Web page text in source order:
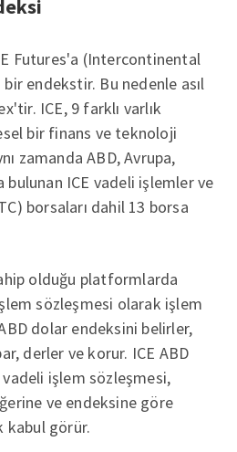
Futures'a (Intercontinental
bir endekstir. Bu nedenle asıl
ICE, 9 farklı varlık
bir finans ve teknoloji
zamanda ABD, Avrupa,
bulunan ICE vadeli işlemler ve
borsaları dahil 13 borsa
olduğu platformlarda
sözleşmesi olarak işlem
dolar endeksini belirler,
derler ve korur. ICE ABD
vadeli işlem sözleşmesi,
ve endeksine göre
kabul görür.